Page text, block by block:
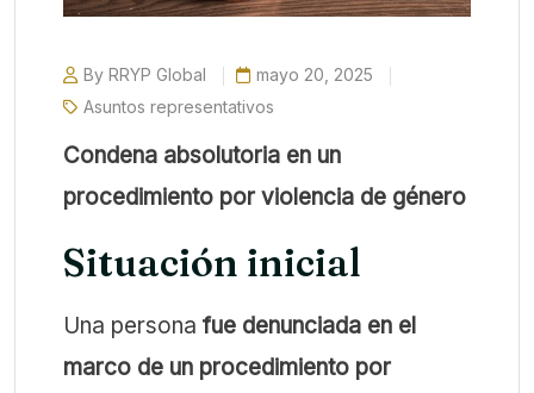
By RRYP Global
mayo 20, 2025
Asuntos representativos
Condena absolutoria en un
procedimiento por violencia de género
Situación inicial
Una persona fue denunciada en el
marco de un procedimiento por